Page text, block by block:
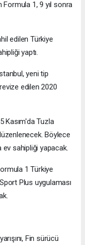
Formula 1, 9 yıl sonra
edilen Türkiye
yaptı.
yeni tip
edilen 2020
Kasım'da Tuzla
Böylece
ev sahipliği yapacak.
1 Türkiye
Plus uygulaması
Fin sürücü